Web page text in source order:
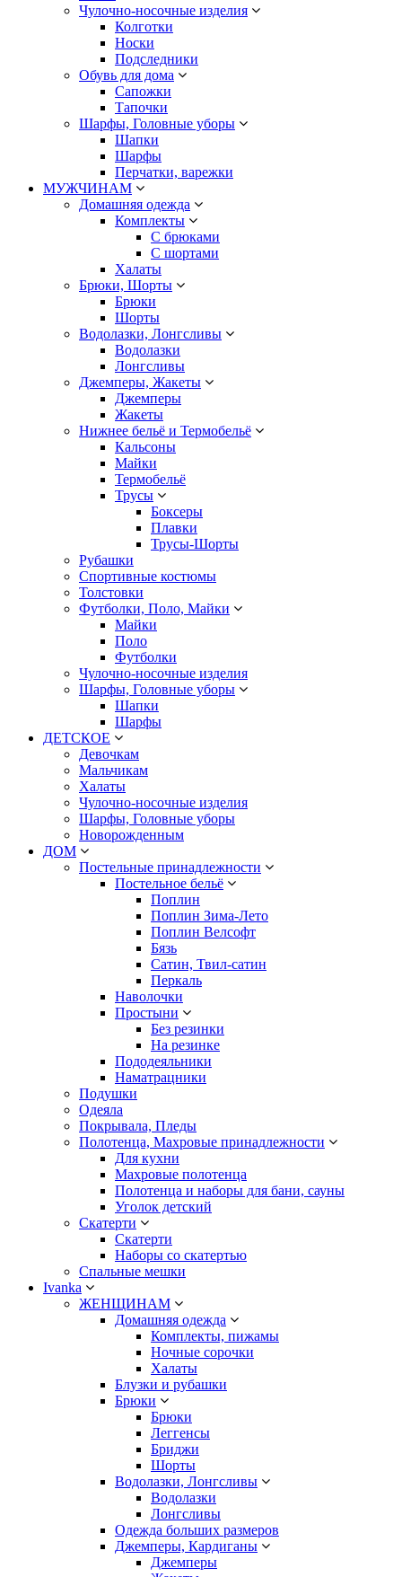
Чулочно-носочные изделия
Колготки
Носки
Подследники
Обувь для дома
Сапожки
Тапочки
Шарфы, Головные уборы
Шапки
Шарфы
Перчатки, варежки
МУЖЧИНАМ
Домашняя одежда
Комплекты
С брюками
С шортами
Халаты
Брюки, Шорты
Брюки
Шорты
Водолазки, Лонгсливы
Водолазки
Лонгсливы
Джемперы, Жакеты
Джемперы
Жакеты
Нижнее бельё и Термобельё
Кальсоны
Майки
Термобельё
Трусы
Боксеры
Плавки
Трусы-Шорты
Рубашки
Спортивные костюмы
Толстовки
Футболки, Поло, Майки
Майки
Поло
Футболки
Чулочно-носочные изделия
Шарфы, Головные уборы
Шапки
Шарфы
ДЕТСКОЕ
Девочкам
Мальчикам
Халаты
Чулочно-носочные изделия
Шарфы, Головные уборы
Новорожденным
ДОМ
Постельные принадлежности
Постельное бельё
Поплин
Поплин Зима-Лето
Поплин Велсофт
Бязь
Сатин, Твил-сатин
Перкаль
Наволочки
Простыни
Без резинки
На резинке
Пододеяльники
Наматрацники
Подушки
Одеяла
Покрывала, Пледы
Полотенца, Махровые принадлежности
Для кухни
Махровые полотенца
Полотенца и наборы для бани, сауны
Уголок детский
Скатерти
Скатерти
Наборы со скатертью
Спальные мешки
Ivanka
ЖЕНЩИНАМ
Домашняя одежда
Комплекты, пижамы
Ночные сорочки
Халаты
Блузки и рубашки
Брюки
Брюки
Леггенсы
Бриджи
Шорты
Водолазки, Лонгсливы
Водолазки
Лонгсливы
Одежда больших размеров
Джемперы, Кардиганы
Джемперы